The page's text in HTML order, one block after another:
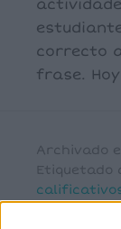
correcto
frase.
Archivado
Etiquetado